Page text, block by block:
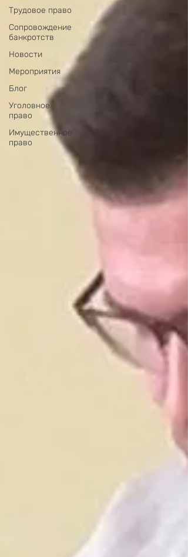
Трудовое право
Сопровождение
банкротств
Новости
Мероприятия
Блог
Уголовное
право
Имущественное
право